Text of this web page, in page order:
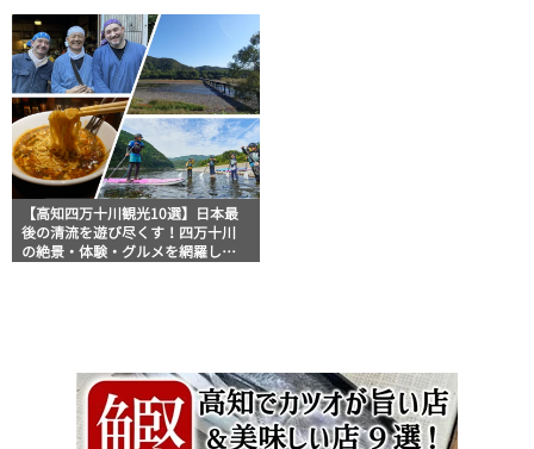
【高知四万十川観光10選】日本最
後の清流を遊び尽くす！四万十川
の絶景・体験・グルメを網羅した